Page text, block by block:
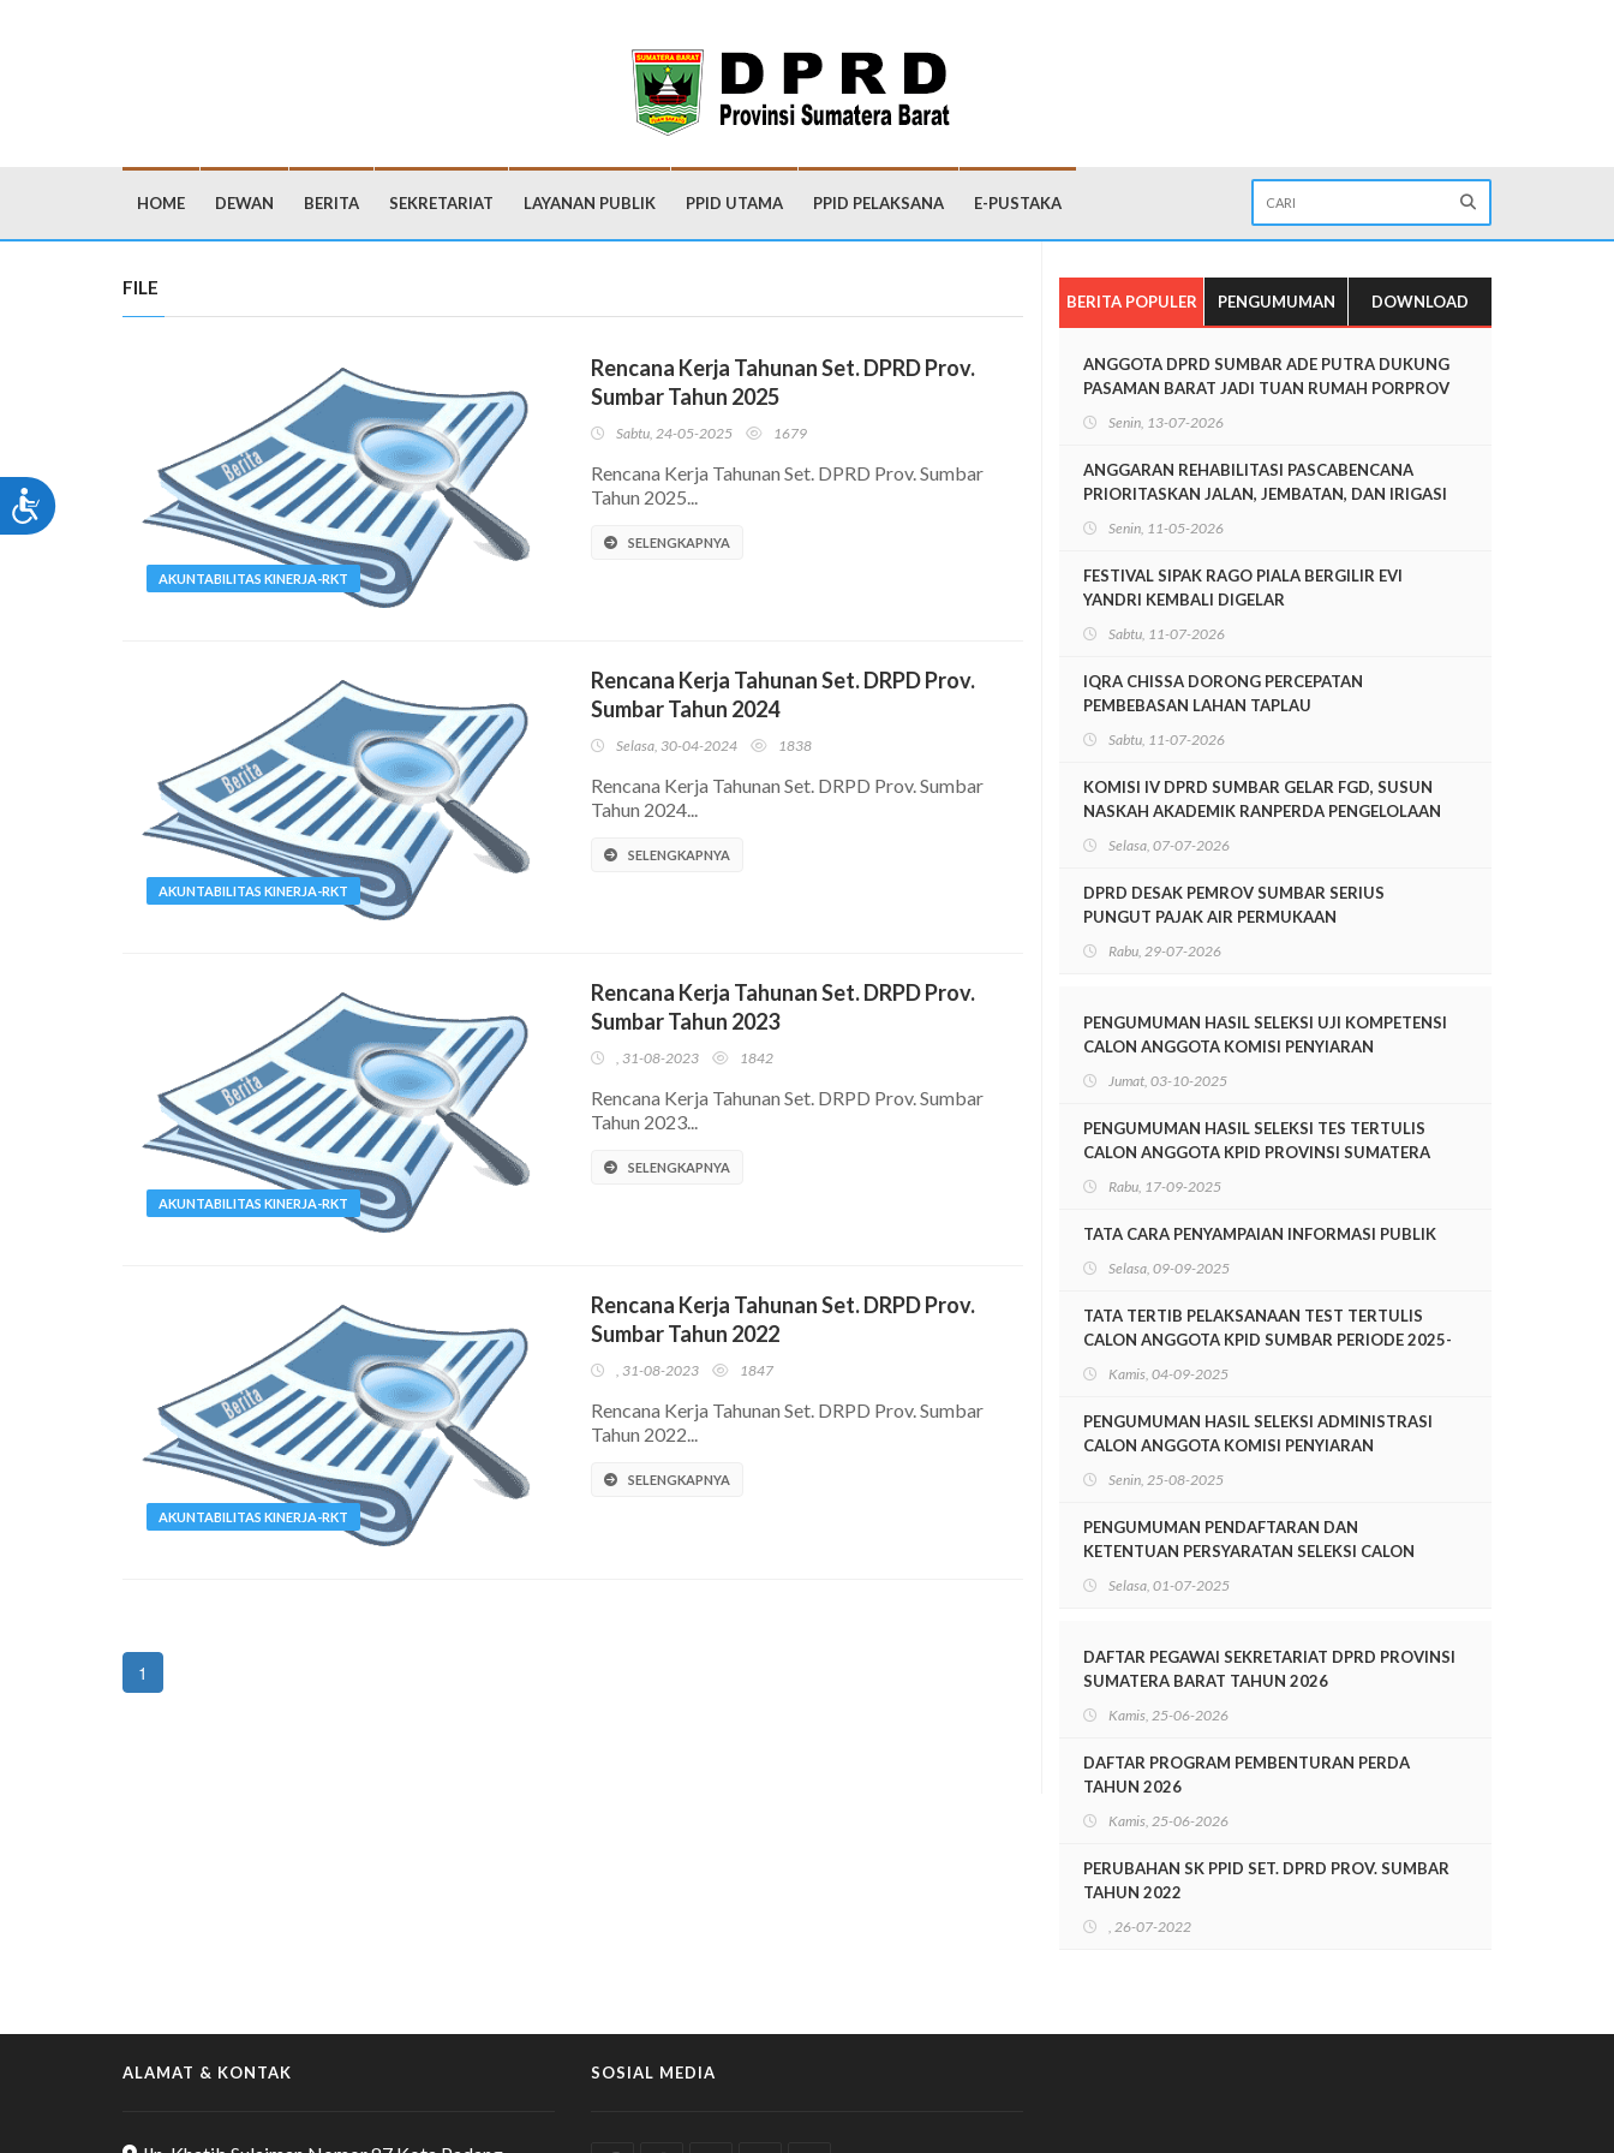
HOME DEWAN BERITA SEKRETARIAT LAYANAN PUBLIK PPID UTAMA PPID PELAKSANA E-PUSTAKA
FILE
AKUNTABILITAS KINERJA-RKT
Rencana Kerja Tahunan Set. DPRD Prov.
Sumbar Tahun 2025
Sabtu, 24-05-2025 1679
Rencana Kerja Tahunan Set. DPRD Prov. Sumbar
Tahun 2025...
SELENGKAPNYA
AKUNTABILITAS KINERJA-RKT
Rencana Kerja Tahunan Set. DRPD Prov.
Sumbar Tahun 2024
Selasa, 30-04-2024 1838
Rencana Kerja Tahunan Set. DRPD Prov. Sumbar
Tahun 2024...
SELENGKAPNYA
AKUNTABILITAS KINERJA-RKT
Rencana Kerja Tahunan Set. DRPD Prov.
Sumbar Tahun 2023
, 31-08-2023 1842
Rencana Kerja Tahunan Set. DRPD Prov. Sumbar
Tahun 2023...
SELENGKAPNYA
AKUNTABILITAS KINERJA-RKT
Rencana Kerja Tahunan Set. DRPD Prov.
Sumbar Tahun 2022
, 31-08-2023 1847
Rencana Kerja Tahunan Set. DRPD Prov. Sumbar
Tahun 2022...
SELENGKAPNYA
1
BERITA POPULER PENGUMUMAN DOWNLOAD
ANGGOTA DPRD SUMBAR ADE PUTRA DUKUNG
PASAMAN BARAT JADI TUAN RUMAH PORPROV
SUMBAR 2026
Senin, 13-07-2026
ANGGARAN REHABILITASI PASCABENCANA
PRIORITASKAN JALAN, JEMBATAN, DAN IRIGASI
Senin, 11-05-2026
FESTIVAL SIPAK RAGO PIALA BERGILIR EVI
YANDRI KEMBALI DIGELAR
Sabtu, 11-07-2026
IQRA CHISSA DORONG PERCEPATAN
PEMBEBASAN LAHAN TAPLAU
Sabtu, 11-07-2026
KOMISI IV DPRD SUMBAR GELAR FGD, SUSUN
NASKAH AKADEMIK RANPERDA PENGELOLAAN
LINGKUNGAN HIDUP
Selasa, 07-07-2026
DPRD DESAK PEMROV SUMBAR SERIUS
PUNGUT PAJAK AIR PERMUKAAN
Rabu, 29-07-2026
PENGUMUMAN HASIL SELEKSI UJI KOMPETENSI
CALON ANGGOTA KOMISI PENYIARAN
INDONESIA DAERAH (KPID) PROVINSI
SUMATERA BARAT PERIODE 2025-2028
Jumat, 03-10-2025
PENGUMUMAN HASIL SELEKSI TES TERTULIS
CALON ANGGOTA KPID PROVINSI SUMATERA
BARAT PERIODE 2025-2028
Rabu, 17-09-2025
TATA CARA PENYAMPAIAN INFORMASI PUBLIK
Selasa, 09-09-2025
TATA TERTIB PELAKSANAAN TEST TERTULIS
CALON ANGGOTA KPID SUMBAR PERIODE 2025-
2028
Kamis, 04-09-2025
PENGUMUMAN HASIL SELEKSI ADMINISTRASI
CALON ANGGOTA KOMISI PENYIARAN
INDONESIA DAERAH PROVINSI SUMATERA
BARAT PERIODE 2025-2028
Senin, 25-08-2025
PENGUMUMAN PENDAFTARAN DAN
KETENTUAN PERSYARATAN SELEKSI CALON
ANGGOTA KOMISI PENYIARAN INDONESIA
DAERAH SUMATERA BARAT MASA JABATAN
Selasa, 01-07-2025
DAFTAR PEGAWAI SEKRETARIAT DPRD PROVINSI
SUMATERA BARAT TAHUN 2026
Kamis, 25-06-2026
DAFTAR PROGRAM PEMBENTURAN PERDA
TAHUN 2026
Kamis, 25-06-2026
PERUBAHAN SK PPID SET. DPRD PROV. SUMBAR
TAHUN 2022
, 26-07-2022
ALAMAT & KONTAK SOSIAL MEDIA